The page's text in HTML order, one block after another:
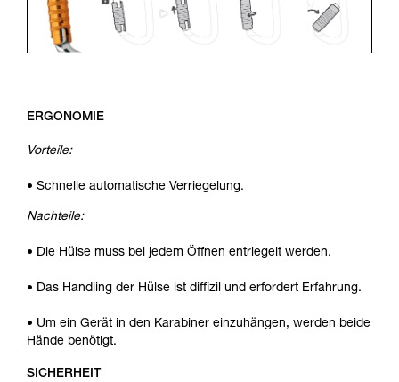
ERGONOMIE
Vorteile:
• Schnelle automatische Verriegelung.
Nachteile:
• Die Hülse muss bei jedem Öffnen entriegelt werden.
• Das Handling der Hülse ist diffizil und erfordert Erfahrung.
• Um ein Gerät in den Karabiner einzuhängen, werden beide
Hände benötigt.
SICHERHEIT